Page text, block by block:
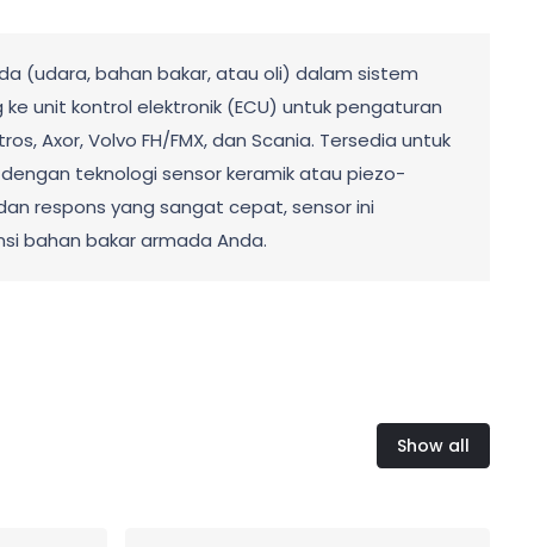
(udara, bahan bakar, atau oli) dalam sistem
unit kontrol elektronik (ECU) untuk pengaturan
Axor, Volvo FH/FMX, dan Scania. Tersedia untuk
dengan teknologi sensor keramik atau piezo-
respons yang sangat cepat, sensor ini
bahan bakar armada Anda.
Show all